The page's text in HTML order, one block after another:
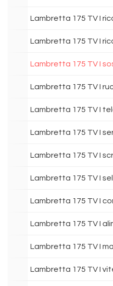
Lambretta 175 TV I
Lambretta 175 TV I
Lambretta 175 TV I
Lambretta 175 TV I
Lambretta 175 TV I
Lambretta 175 TV I
Lambretta 175 TV I
Lambretta 175 TV I
Lambretta 175 TV I
Lambretta 175 TV I
Lambretta 175 TV I
Lambretta 175 TV I